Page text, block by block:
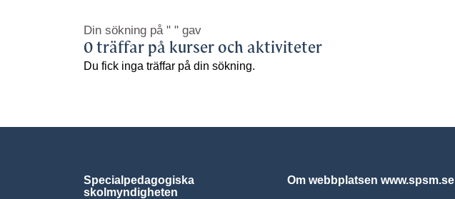
Din sökning på " " gav
0 träffar på kurser och aktiviteter
Du fick inga träffar på din sökning.
Specialpedagogiska
skolmyndigheten
Om webbplatsen www.spsm.se